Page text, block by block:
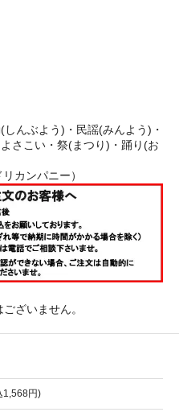
んぶよう)・民謡(みんよう)・
さこい・祭(まつり)・踊り(お
カンパニー）
ざいません。
1,568円)